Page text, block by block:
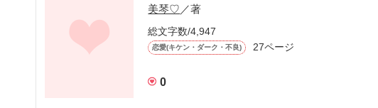
美琴♡ ／著
総文字数/4,947
恋愛(キケン・ダーク・不良) 27ページ
0